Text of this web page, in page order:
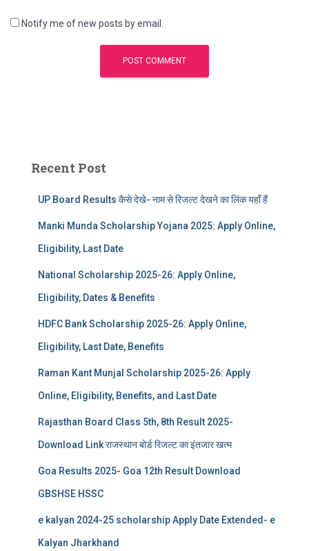
Notify me of new posts by email.
Recent Post
UP Board Results कैसे देखे- नाम से रिजल्ट देखने का लिंक यहाँ हैं
Manki Munda Scholarship Yojana 2025: Apply Online,
Eligibility, Last Date
National Scholarship 2025-26: Apply Online,
Eligibility, Dates & Benefits
HDFC Bank Scholarship 2025-26: Apply Online,
Eligibility, Last Date, Benefits
Raman Kant Munjal Scholarship 2025-26: Apply
Online, Eligibility, Benefits, and Last Date
Rajasthan Board Class 5th, 8th Result 2025-
Download Link राजस्थान बोर्ड रिजल्‍ट का इंतजार खत्‍म
Goa Results 2025- Goa 12th Result Download
GBSHSE HSSC
e kalyan 2024-25 scholarship Apply Date Extended- e
Kalyan Jharkhand